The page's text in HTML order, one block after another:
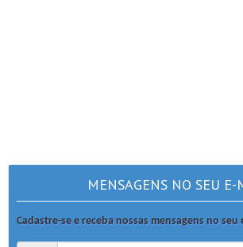
MENSAGENS NO SEU E-
Cadastre-se e receba nossas mensagens no seu